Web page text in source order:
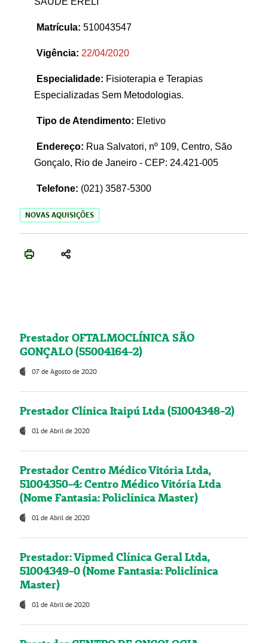
Matrícula: 510043547
Vigência: 22/04/2020
Especialidade: Fisioterapia e Terapias
Especializadas Sem Metodologias.
Tipo de Atendimento: Eletivo
Endereço: Rua Salvatori, nº 109, Centro, São
Gonçalo, Rio de Janeiro - CEP: 24.421-005
Telefone: (021) 3587-5300
NOVAS AQUISIÇÕES
Prestador OFTALMOCLÍNICA SÃO
GONÇALO (55004164-2)
07 de Agosto de 2020
Prestador Clínica Itaipú Ltda (51004348-2)
01 de Abril de 2020
Prestador Centro Médico Vitória Ltda,
51004350-4: Centro Médico Vitória Ltda
(Nome Fantasia: Policlínica Master)
01 de Abril de 2020
Prestador: Vipmed Clínica Geral Ltda,
51004349-0 (Nome Fantasia: Policlínica
Master)
01 de Abril de 2020